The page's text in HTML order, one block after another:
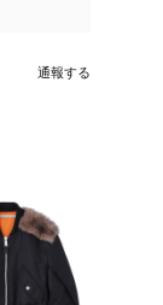
通報する